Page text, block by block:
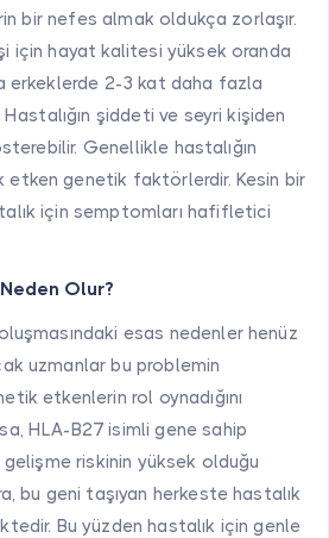
bir nefes almak oldukça zorlaşır.
için hayat kalitesi yüksek oranda
erkeklerde 2-3 kat daha fazla
şiddeti ve seyri kişiden
Genellikle hastalığın
etken genetik faktörlerdir. Kesin bir
için semptomları hafifletici
Olur?
esas nedenler henüz
uzmanlar bu problemin
etkenlerin rol oynadığını
HLA-B27 isimli gene sahip
gelişme riskinin yüksek olduğu
bu geni taşıyan herkeste hastalık
Bu yüzden hastalık için genle